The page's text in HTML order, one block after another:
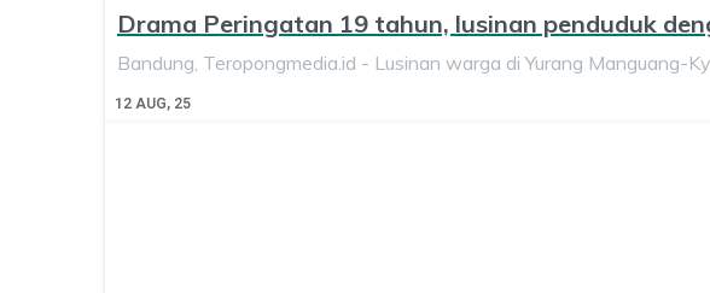
Drama Peringatan 19 tahun, lusinan penduduk
12 AUG, 25
Bandung, Teropongmedia.id - Lusinan warga di Yurang Manguang-